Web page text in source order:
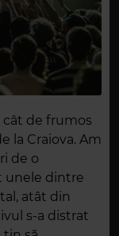
cât de frumos
la Craiova. Am
de o
unele dintre
atât din
s-a distrat